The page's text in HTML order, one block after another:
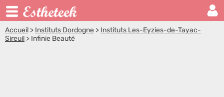
Accueil > Instituts Dordogne > Instituts Les-Eyzies-de-Tayac-
Sireuil > Infinie Beauté